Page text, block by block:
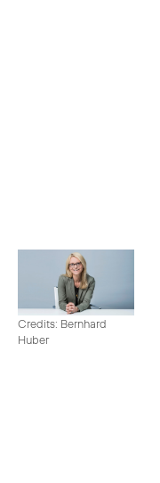
Credits: Bernhard
Huber